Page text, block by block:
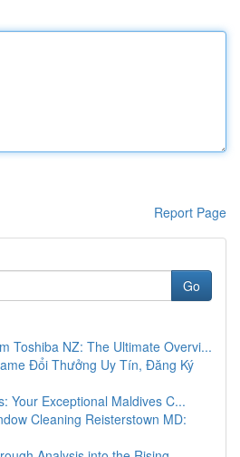
Report Page
Go
Toshiba NZ: The Ultimate Overvi...
Đổi Thưởng Uy Tín, Đăng Ký
Your Exceptional Maldives C...
Cleaning Reisterstown MD: